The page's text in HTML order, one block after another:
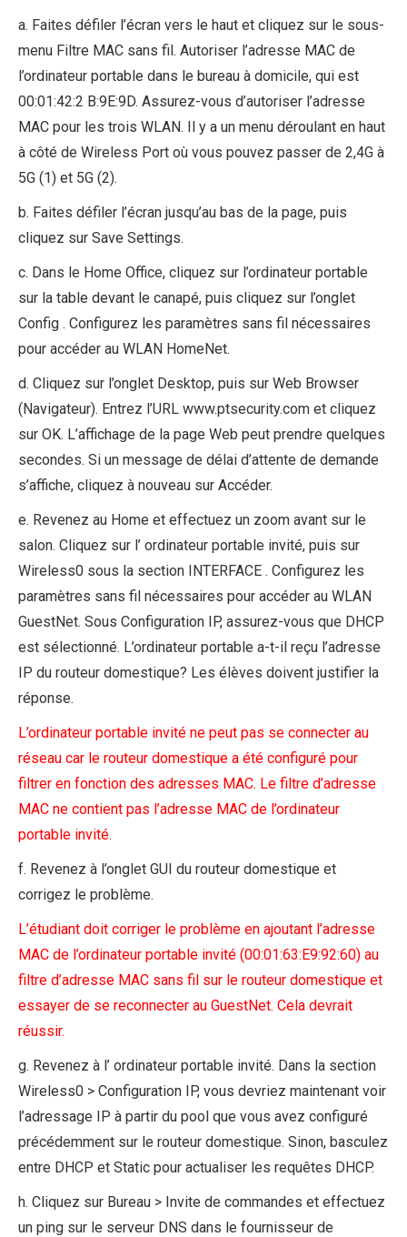
a. Faites défiler l’écran vers le haut et cliquez sur le sous-
menu Filtre MAC sans fil. Autoriser l’adresse MAC de
l’ordinateur portable dans le bureau à domicile, qui est
00:01:42:2 B:9E:9D. Assurez-vous d’autoriser l’adresse
MAC pour les trois WLAN. Il y a un menu déroulant en haut
à côté de Wireless Port où vous pouvez passer de 2,4G à
5G (1) et 5G (2).
b. Faites défiler l’écran jusqu’au bas de la page, puis
cliquez sur Save Settings.
c. Dans le Home Office, cliquez sur l’ordinateur portable
sur la table devant le canapé, puis cliquez sur l’onglet
Config . Configurez les paramètres sans fil nécessaires
pour accéder au WLAN HomeNet.
d. Cliquez sur l’onglet Desktop, puis sur Web Browser
(Navigateur). Entrez l’URL www.ptsecurity.com et cliquez
sur OK. L’affichage de la page Web peut prendre quelques
secondes. Si un message de délai d’attente de demande
s’affiche, cliquez à nouveau sur Accéder.
e. Revenez au Home et effectuez un zoom avant sur le
salon. Cliquez sur l’ ordinateur portable invité, puis sur
Wireless0 sous la section INTERFACE . Configurez les
paramètres sans fil nécessaires pour accéder au WLAN
GuestNet. Sous Configuration IP, assurez-vous que DHCP
est sélectionné. L’ordinateur portable a-t-il reçu l’adresse
IP du routeur domestique? Les élèves doivent justifier la
réponse.
L’ordinateur portable invité ne peut pas se connecter au
réseau car le routeur domestique a été configuré pour
filtrer en fonction des adresses MAC. Le filtre d’adresse
MAC ne contient pas l’adresse MAC de l’ordinateur
portable invité.
f. Revenez à l’onglet GUI du routeur domestique et
corrigez le problème.
L’étudiant doit corriger le problème en ajoutant l’adresse
MAC de l’ordinateur portable invité (00:01:63:E9:92:60) au
filtre d’adresse MAC sans fil sur le routeur domestique et
essayer de se reconnecter au GuestNet. Cela devrait
réussir.
g. Revenez à l’ ordinateur portable invité. Dans la section
Wireless0 > Configuration IP, vous devriez maintenant voir
l’adressage IP à partir du pool que vous avez configuré
précédemment sur le routeur domestique. Sinon, basculez
entre DHCP et Static pour actualiser les requêtes DHCP.
h. Cliquez sur Bureau > Invite de commandes et effectuez
un ping sur le serveur DNS dans le fournisseur de